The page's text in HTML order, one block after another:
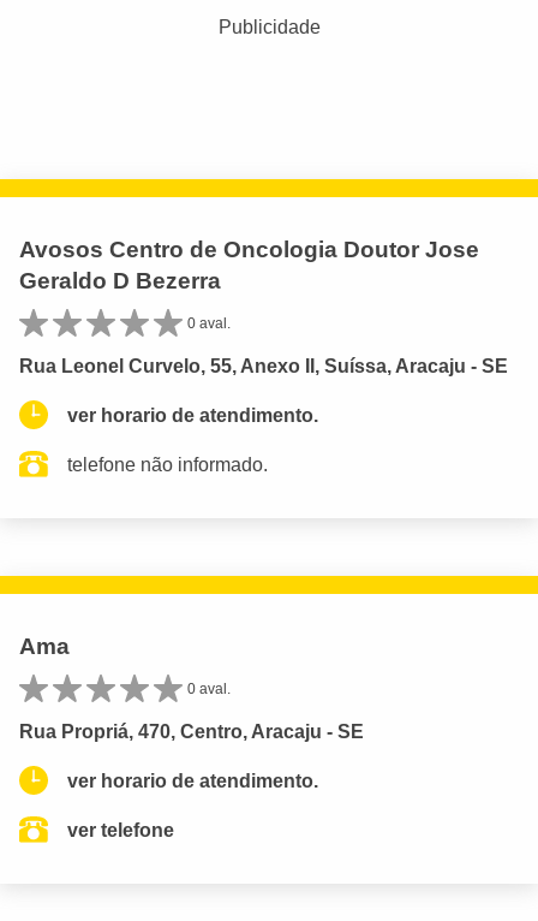
Publicidade
Avosos Centro de Oncologia Doutor Jose
Geraldo D Bezerra
0 aval.
Rua Leonel Curvelo, 55, Anexo II, Suíssa, Aracaju - SE
ver horario de atendimento.
telefone não informado.
Ama
0 aval.
Rua Propriá, 470, Centro, Aracaju - SE
ver horario de atendimento.
ver telefone